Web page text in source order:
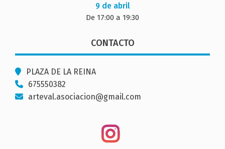
9 de abril
De 17:00 a 19:30
CONTACTO
PLAZA DE LA REINA
675550382
arteval.asociacion@gmail.com